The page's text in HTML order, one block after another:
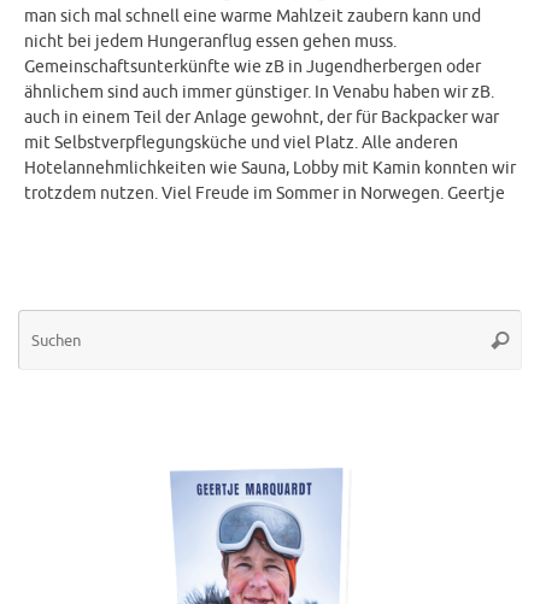
man sich mal schnell eine warme Mahlzeit zaubern kann und
nicht bei jedem Hungeranflug essen gehen muss.
Gemeinschaftsunterkünfte wie zB in Jugendherbergen oder
ähnlichem sind auch immer günstiger. In Venabu haben wir zB.
auch in einem Teil der Anlage gewohnt, der für Backpacker war
mit Selbstverpflegungsküche und viel Platz. Alle anderen
Hotelannehmlichkeiten wie Sauna, Lobby mit Kamin konnten wir
trotzdem nutzen. Viel Freude im Sommer in Norwegen. Geertje